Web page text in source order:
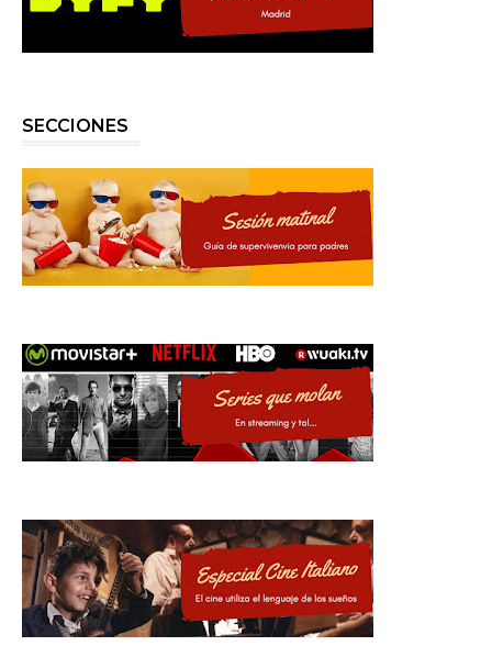
SECCIONES